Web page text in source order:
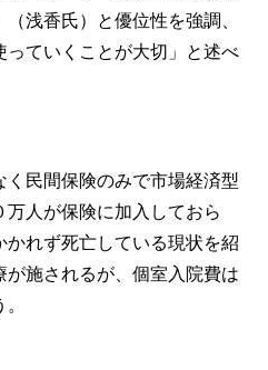
浅香氏）と優位性を強調、
っていくことが大切」と述べ
民間保険のみで市場経済型
人が保険に加入しておら
れず死亡している現状を紹
施されるが、個室入院費は